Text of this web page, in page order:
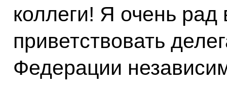
коллеги! Я очень рад
приветствовать
Федерации